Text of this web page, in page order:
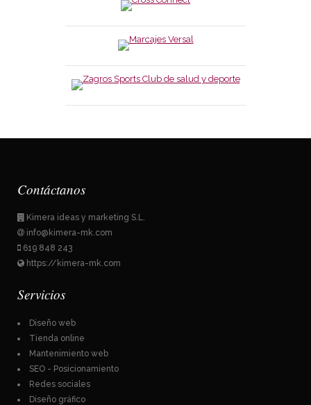
Contáctanos
Kimera ideas y marketing S.L.
info@kimera-mk.com
619 848 243
https://kimera-mk.com
Servicios
Diseño web
Tienda online
Mantenimiento web
SEO - Posicionamiento
Redes sociales
Diseño gráfico